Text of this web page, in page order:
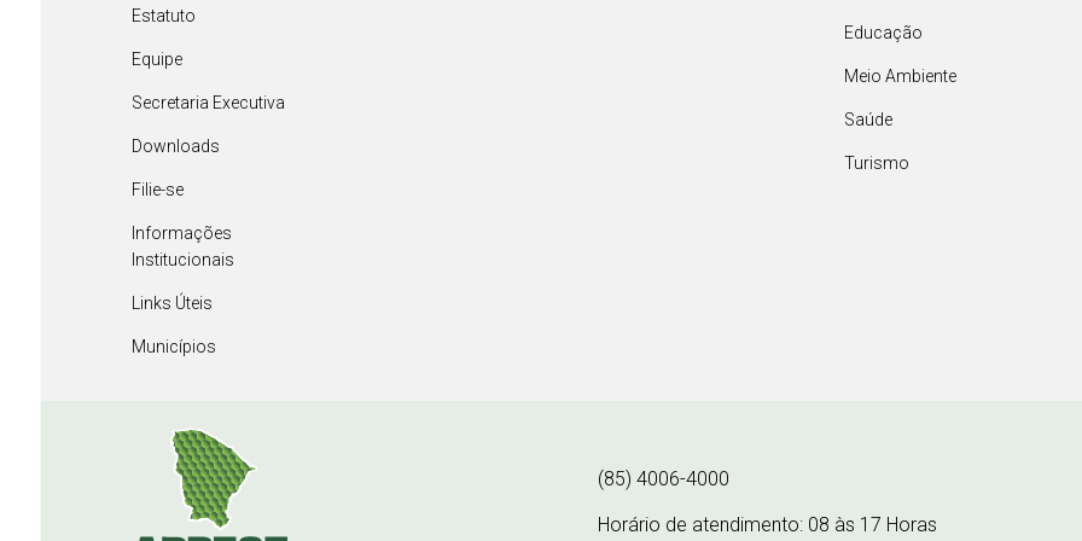
Estatuto
Equipe
Secretaria Executiva
Downloads
Filie-se
Informações
Institucionais
Links Úteis
Municípios
Educação
Meio Ambiente
Saúde
Turismo
(85) 4006-4000
Horário de atendimento: 08 às 17 Horas